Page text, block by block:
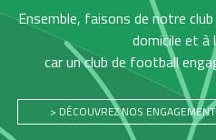
Ensemble, faisons de notre
domicile et à
car un club de football
> DÉCOUVREZ NOS